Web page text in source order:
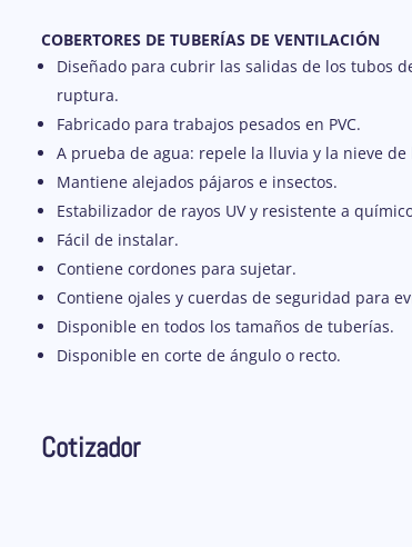
COBERTORES DE TUBERÍAS DE VENTILACIÓN
Diseñado para cubrir las salidas de los tubos
ruptura.
Fabricado para trabajos pesados en PVC.
A prueba de agua: repele la lluvia y la nieve
Mantiene alejados pájaros e insectos.
Estabilizador de rayos UV y resistente a
Fácil de instalar.
Contiene cordones para sujetar.
Contiene ojales y cuerdas de seguridad para
Disponible en todos los tamaños de tuberías.
Disponible en corte de ángulo o recto.
Cotizador